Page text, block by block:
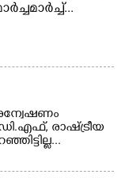
രാഷ്ട്രീയ